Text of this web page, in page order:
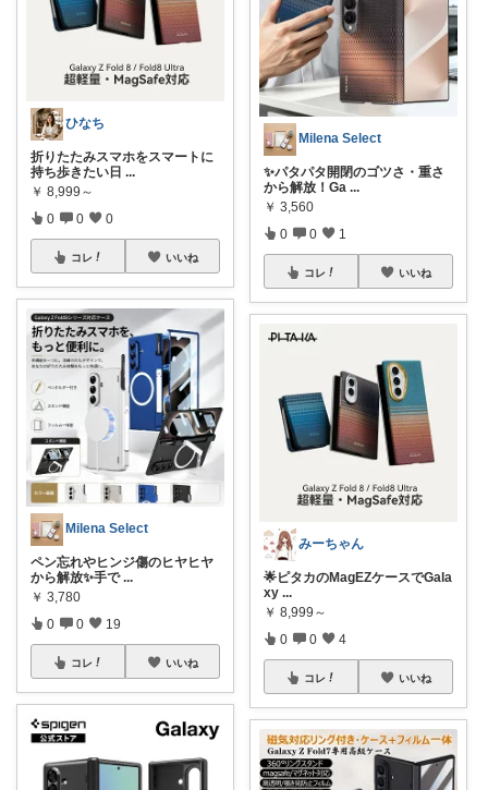
ひなち
折りたたみスマホをスマートに
持ち歩きたい日 ...
￥ 8,999～
0 0 0
コレ いいね
Milena Select
ペン忘れやヒンジ傷のヒヤヒヤ
から解放✨手で ...
￥ 3,780
0 0 19
コレ いいね
Milena Select
✨パタパタ開閉のゴツさ・重さ
から解放！Ga ...
￥ 3,560
0 0 1
コレ いいね
みーちゃん
🌟ピタカのMagEZケースでGala
xy ...
￥ 8,999～
0 0 4
コレ いいね